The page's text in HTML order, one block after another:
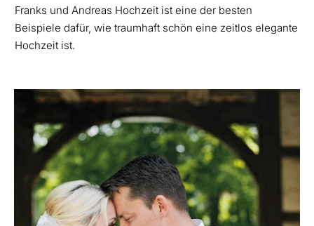
Franks und Andreas Hochzeit ist eine der besten
Beispiele dafür, wie traumhaft schön eine zeitlos elegante
Hochzeit ist.